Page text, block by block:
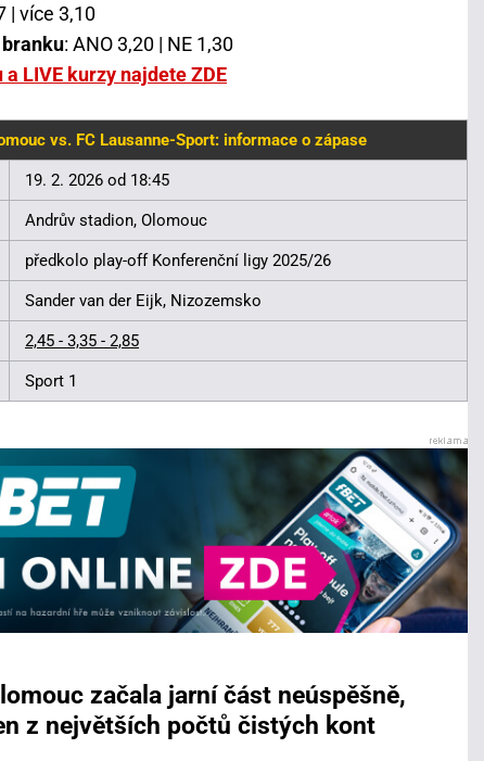
| více 3,10
: ANO 3,20 | NE 1,30
LIVE kurzy najdete ZDE
vs. FC Lausanne-Sport: informace o zápase
19. 2. 2026 od 18:45
Andrův stadion, Olomouc
předkolo play-off Konferenční ligy 2025/26
Sander van der Eijk, Nizozemsko
2,45 - 3,35 - 2,85
Sport 1
začala jarní část neúspěšně,
z největších počtů čistých kont